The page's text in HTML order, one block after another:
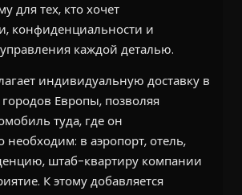
для тех, кто хочет
конфиденциальности и
каждой деталью.
индивидуальную доставку в
Европы, позволяя
туда, где он
необходим: в аэропорт, отель,
штаб-квартиру компании
К этому добавляется